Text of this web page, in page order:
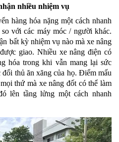
nhiều nhiệm vụ
hàng hóa nặng một cách nhanh
với các máy móc / người khác.
bất kỳ nhiệm vụ nào mà xe nâng
giao. Nhiều xe nâng điện có
hóa trong khi vẫn mang lại sức
thủ ăn xăng của họ. Điểm mấu
thứ mà xe nâng đốt có thể làm
lên tầng lửng một cách nhanh